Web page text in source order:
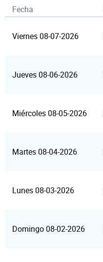
Fecha
Viernes 08-07-2026
Jueves 08-06-2026
Miércoles 08-05-2026
Martes 08-04-2026
Lunes 08-03-2026
Domingo 08-02-2026